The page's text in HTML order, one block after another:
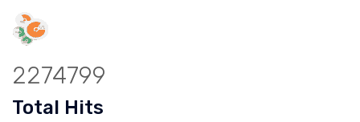
2274799
Total Hits